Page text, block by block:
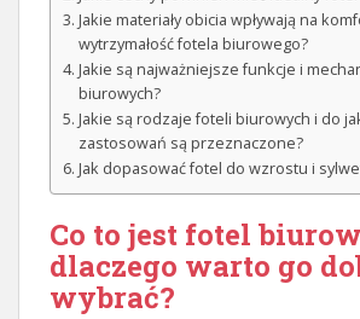
Jakie materiały obicia wpływają na
wytrzymałość fotela biurowego?
Jakie są najważniejsze funkcje i
biurowych?
Jakie są rodzaje foteli biurowych i do
zastosowań są przeznaczone?
Jak dopasować fotel do wzrostu i
Co to jest fotel
dlaczego warto go
wybrać?